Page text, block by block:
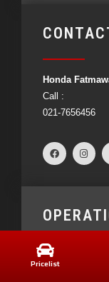
Pricelist
Honda
Call :
021-7656456